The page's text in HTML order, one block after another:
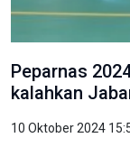
Peparnas
kalahkan
10 Oktober 2024